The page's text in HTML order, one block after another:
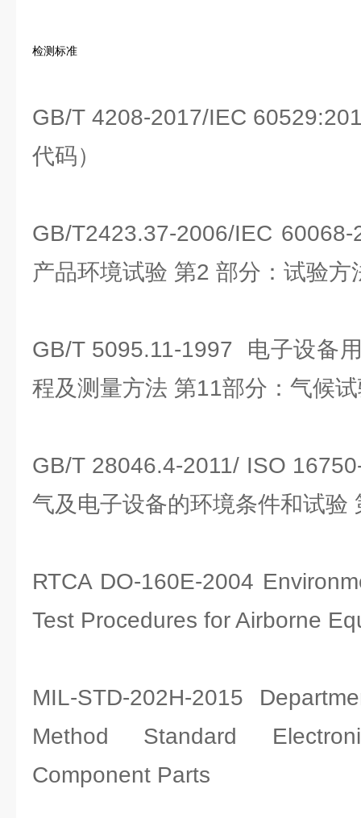
检测标准
GB/T 4208-2017/IEC
代码）
GB/T2423.37-2006/IEC
产品环境试验 第2 部分：试验
GB/T 5095.11-1997 电子设备
程及测量方法 第11部分：气候
GB/T 28046.4-2011/ ISO
气及电子设备的环境条件和试验
RTCA DO-160E-2004
Test Procedures for Airborne
MIL-STD-202H-2015
Method Standard
Component Parts